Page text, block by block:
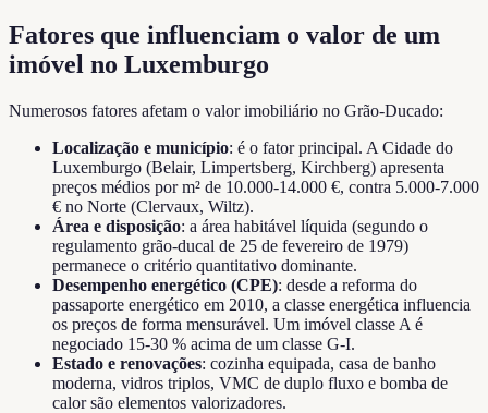
Fatores que influenciam o valor de um
imóvel no Luxemburgo
Numerosos fatores afetam o valor imobiliário no Grão-Ducado:
Localização e município: é o fator principal. A Cidade do
Luxemburgo (Belair, Limpertsberg, Kirchberg) apresenta
preços médios por m² de 10.000-14.000 €, contra 5.000-7.000
€ no Norte (Clervaux, Wiltz).
Área e disposição: a área habitável líquida (segundo o
regulamento grão-ducal de 25 de fevereiro de 1979)
permanece o critério quantitativo dominante.
Desempenho energético (CPE): desde a reforma do
passaporte energético em 2010, a classe energética influencia
os preços de forma mensurável. Um imóvel classe A é
negociado 15-30 % acima de um classe G-I.
Estado e renovações: cozinha equipada, casa de banho
moderna, vidros triplos, VMC de duplo fluxo e bomba de
calor são elementos valorizadores.